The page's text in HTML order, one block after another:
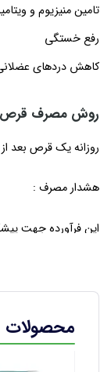
تامین منیزیوم و
رفع خستگی
کاهش دردهای
روش مصرف قرص منیزیم 350 + ویتامین
روزانه یک قرص بعد
هشدار مصرف :
این فرآورده جهت
محصولات